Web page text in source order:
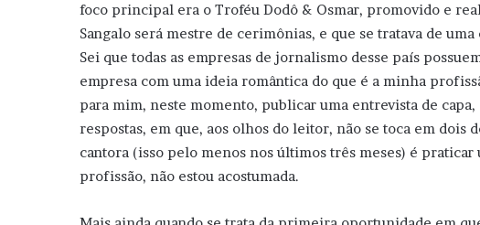
foco principal era o Troféu Dodô & Osmar, promovido e
Sangalo será mestre de cerimônias, e que se tratava de
Sei que todas as empresas de jornalismo desse país
empresa com uma ideia romântica do que é a minha
para mim, neste momento, publicar uma entrevista de
respostas, em que, aos olhos do leitor, não se toca em dois
cantora (isso pelo menos nos últimos três meses) é
profissão, não estou acostumada.